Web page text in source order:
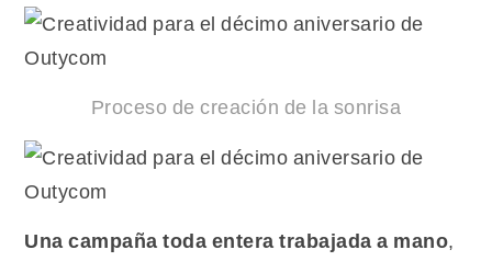
Proceso de creación de la sonrisa
Una campaña toda entera trabajada a mano,